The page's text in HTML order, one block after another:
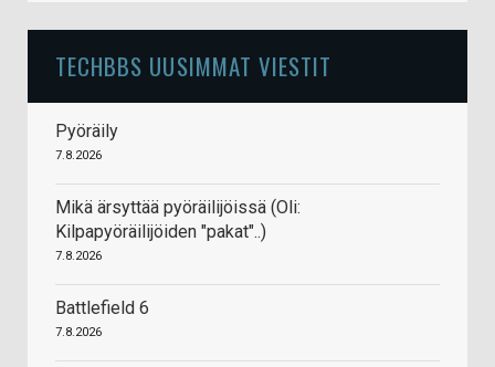
TECHBBS UUSIMMAT VIESTIT
Pyöräily
7.8.2026
Mikä ärsyttää pyöräilijöissä (Oli:
Kilpapyöräilijöiden "pakat"..)
7.8.2026
Battlefield 6
7.8.2026